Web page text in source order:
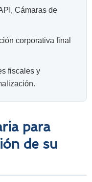
Cámaras de
corporativa final
fiscales y
para
de su